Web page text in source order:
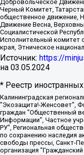
Добровольческое
Черный Комитет,
общественное движение,
Движение Весна,
Социалистической
Исполнительный комитет
края, Этническое
Источник: https://
на 03.05.2024
* Реестр иностранных
Калининградская региональная общественная организация "Экозащита!-Женсовет", Фонд содействия защите прав и свобод граждан "Общественный вердикт", Фонд "Институт Развития Свободы Информации", Частное учреждение "Информационное агентство МЕМО. РУ", Региональная общественная организация "Общественная комиссия по сохранению наследия академика Сахарова", Фонд поддержки свободы прессы, Санкт-Петербургская общественная правозащитная организация "Гражданский контроль", Межрегиональная общественная организация "Информационно-просветительский центр "Мемориал", Региональный Фонд "Центр Защиты Прав Средств Массовой Информации", с 05.12.2023 Фонд "Центр Защиты Прав Средств массовой информации", Региональная общественная благотворительная организация помощи беженцам и мигрантам "Гражданское содействие", Негосударственное образовательное учреждение дополнительного профессионального образования (повышение квалификации) специалистов "АКАДЕМИЯ ПО ПРАВАМ ЧЕЛОВЕКА", Свердловская региональная общественная организация "Сутяжник", Автономная некоммерческая организация "Центр независимых социологических исследований", Союз общественных объединений "Российский исследовательский центр по правам человека", Региональное общественное учреждение научно-информационный центр "МЕМОРИАЛ", Некоммерческая организация "Фонд защиты гласности", Автономная некоммерческая организация "Институт прав человека", Городская общественная организация "Екатеринбургское общество "МЕМОРИАЛ", Городская общественная организация "Рязанское историко-просветительское и правозащитное общество "Мемориал" (Рязанский Мемориал), Челябинский региональный орган общественной самодеятельности – женское общественное объединение "Женщины Евразии", Челябинский региональный орган общественной самодеятельности "Уральская правозащитная группа", Фонд содействия защите здоровья и социальной справедливости имени Андрея Рылькова, Автономная Некоммерческая Организация "Аналитический Центр Юрия Левады", Автономная некоммерческая организация социальной поддержки населения "Проект Апрель", Региональная общественная организация помощи женщинам и детям, находящимся в кризисной ситуации "Информационно-методический центр "Анна", Фонд содействия развитию массовых коммуникаций и правовому просвещению "Так-так-Так", Фонд содействия устойчивому развитию "Серебряная тайга", Свердловский региональный общественный фонд социальных проектов "Новое время", "Idel.Реалии", Кавказ.Реалии, Крым.Реалии, Телеканал Настоящее Время, Татаро-башкирская служба Радио Свобода (Azatliq Radiosi), Радио Свободная Европа/Радио Свобода (PCE/PC), "Сибирь.Реалии", "Фактограф", Благотворительный фонд помощи осужденным и их семьям, Автономная некоммерческая организация "Институт глобализации и социальных движений", Фонд "В защиту прав заключенных", Частное учреждение "Центр поддержки и содействия развитию средств массовой информации", Пензенский региональный общественный благотворительный фонд "Гражданский союз", "Север.Реалии", Некоммерческая организация Фонд "Правовая инициатива", Общество с ограниченной ответственностью "Радио Свободная Европа/Радио Свобода", Чешское информационное агентство "MEDIUM-ORIENT", Красноярская региональная общественная организация "Мы против СПИДа", Камалягин Денис Николаевич, Маркелов Сергей Евгеньевич, Пономарев Лев Александрович, Савицкая Людмила Алексеевна, Автономная некоммерческая организация "Центр по работе с проблемой насилия "НАСИЛИЮ.НЕТ", Межрегиональный профессиональный союз работников здравоохранения "Альянс врачей", Юридическое лицо, зарегистрированное в Латвийской Республике, SIA "Medusa Project" (регистрационный номер 40103797863, дата регистрации 10.06.2014), Некоммерческая организация "Фонд по борьбе с коррупцией", Автономная некоммерческая организация "Институт права и публичной политики", Баданин Роман Сергеевич, Гликин Максим Александрович, Железнова Мария Михайловна, Лукьянова Юлия Сергеевна, Маетная Елизавета Витальевна, Маняхин Петр Борисович, Чуракова Ольга Владимировна, Ярош Юлия Петровна, Юридическое лицо "The Insider SIA", зарегистрированное в Риге, Латвийская Республика (дата регистрации 26.06.2015), являющееся администратором доменного имени интернет-издания "The Insider SIA", https://theins.ru, Постернак Алексей Евгеньевич, Рубин Михаил Аркадьевич, Анин Роман Александрович, Юридическое лицо Istories fonds, зарегистрированное в Латвийской Республике (регистрационный номер 50008295751, дата